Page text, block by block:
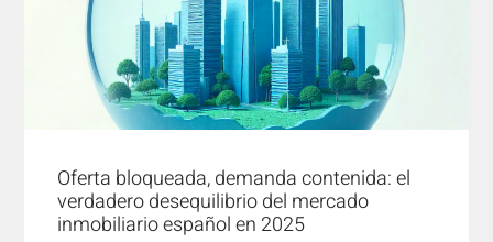
Oferta bloqueada, demanda contenida: el
verdadero desequilibrio del mercado
inmobiliario español en 2025